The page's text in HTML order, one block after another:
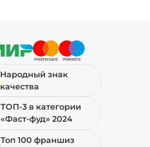
Народный знак
качества
ТОП-3 в категории
«Фаст-фуд» 2024
Топ 100 франшиз